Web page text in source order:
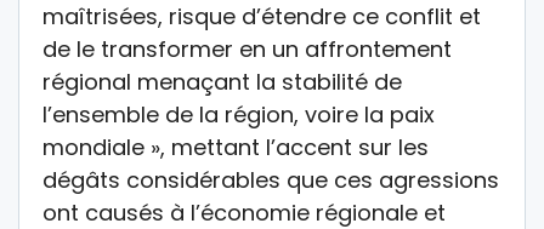
maîtrisées, risque d’étendre ce conflit et
de le transformer en un affrontement
régional menaçant la stabilité de
l’ensemble de la région, voire la paix
mondiale », mettant l’accent sur les
dégâts considérables que ces agressions
ont causés à l’économie régionale et